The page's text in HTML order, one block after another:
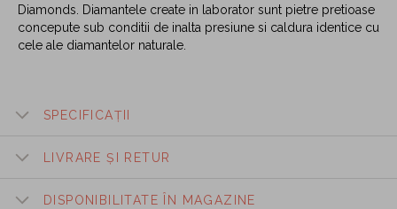
Diamonds. Diamantele create in laborator sunt pietre pretioase
concepute sub conditii de inalta presiune si caldura identice cu
cele ale diamantelor naturale.
SPECIFICAȚII
LIVRARE ȘI RETUR
DISPONIBILITATE ÎN MAGAZINE